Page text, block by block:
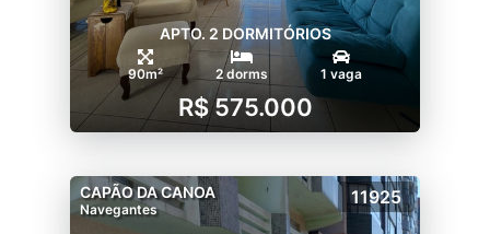
APTO. 2 DORMITÓRIOS
90m² 2 dorms 1 vaga
R$ 575.000
CAPÃO DA CANOA
Navegantes
11925